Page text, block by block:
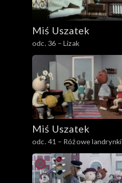
Miś Uszatek
odc. 36 – Lizak
Miś Uszatek
odc. 41 – Różowe landrynki